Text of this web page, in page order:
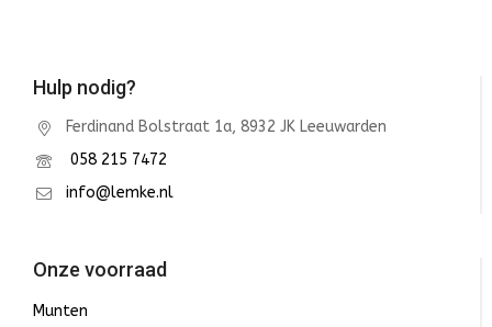
Hulp nodig?
Ferdinand Bolstraat 1a, 8932 JK Leeuwarden
058 215 7472
info@lemke.nl
Onze voorraad
Munten